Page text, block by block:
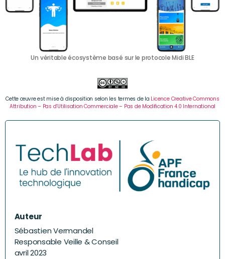
Un véritable écosystème basé sur le protocole Midi BLE
Cette œuvre est mise à disposition selon les termes de la Licence Creative Commons
Attribution – Pas d’Utilisation Commerciale – Pas de Modification 4.0 International
Auteur
Sébastien Vermandel
Responsable Veille & Conseil
avril 2023